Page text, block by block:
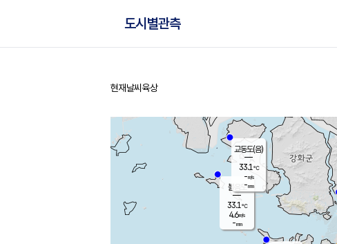
도시별관측
홈
현재날씨 육상
볼음도
33.1℃
4.6m/s
-mm
교동도(음)
33.1℃
-m/s
-mm